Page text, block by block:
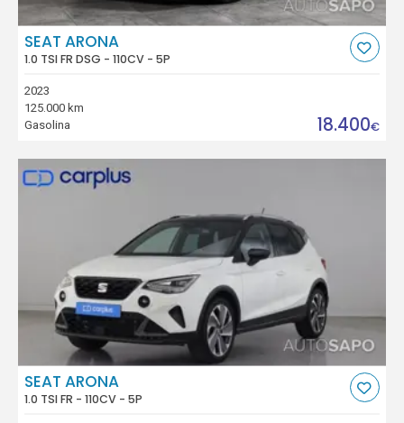
SEAT ARONA
1.0 TSI FR DSG - 110CV - 5P
2023
125.000 km
Gasolina
18.400€
SEAT ARONA
1.0 TSI FR - 110CV - 5P